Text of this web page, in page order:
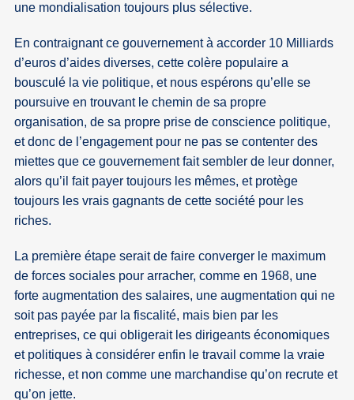
une mondialisation toujours plus sélective.
En contraignant ce gouvernement à accorder 10 Milliards
d’euros d’aides diverses, cette colère populaire a
bousculé la vie politique, et nous espérons qu’elle se
poursuive en trouvant le chemin de sa propre
organisation, de sa propre prise de conscience politique,
et donc de l’engagement pour ne pas se contenter des
miettes que ce gouvernement fait sembler de leur donner,
alors qu’il fait payer toujours les mêmes, et protège
toujours les vrais gagnants de cette société pour les
riches.
La première étape serait de faire converger le maximum
de forces sociales pour arracher, comme en 1968, une
forte augmentation des salaires, une augmentation qui ne
soit pas payée par la fiscalité, mais bien par les
entreprises, ce qui obligerait les dirigeants économiques
et politiques à considérer enfin le travail comme la vraie
richesse, et non comme une marchandise qu’on recrute et
qu’on jette.